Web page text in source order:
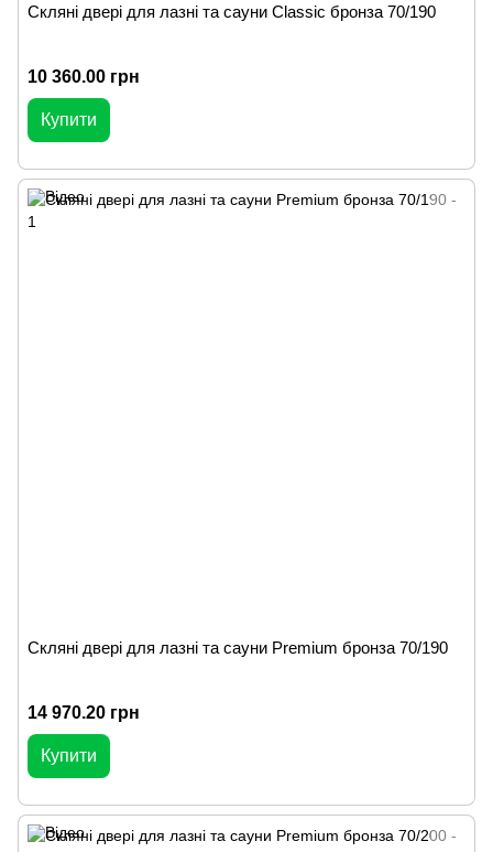
Скляні двері для лазні та сауни Classic бронза 70/190
10 360.00 грн
Купити
Скляні двері для лазні та сауни Premium бронза 70/190
14 970.20 грн
Купити